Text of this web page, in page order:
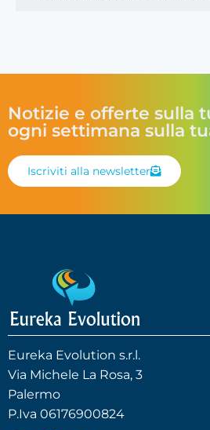
Notizie e offerte sulla
ogni settimana sulla
Iscriviti alla newsletter
Eureka Evolution s.r.l.
Via Michele La Rosa, 3
Palermo
P.Iva 06176900824